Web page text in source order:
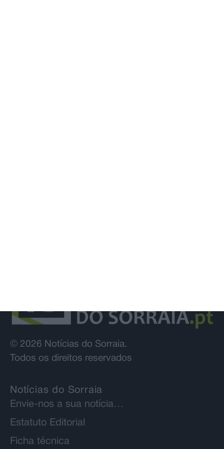
© 2026 Notícias do Sorraia.
Todos os direitos reservados
Notícias do Sorraia
Envie-nos a sua notícia…
Estatuto Editorial
Ficha técnica